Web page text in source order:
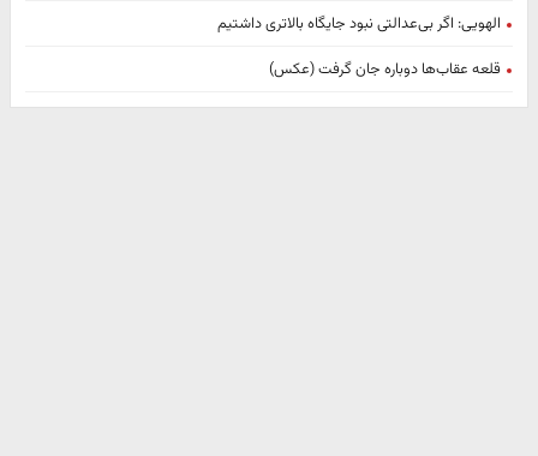
الهویی: اگر بی‌عدالتی نبود جایگاه بالاتری داشتیم
قلعه عقاب‌ها دوباره جان گرفت (عکس)